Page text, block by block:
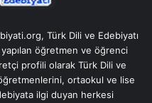
Türk Dili ve Edebiyatı
yapılan öğretmen ve öğrenci
profili olarak Türk Dili ve
ortaokul ve lise
ilgi duyan herkesi